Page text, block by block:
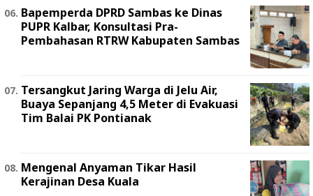
Bapemperda DPRD Sambas ke Dinas
PUPR Kalbar, Konsultasi Pra-
Pembahasan RTRW Kabupaten Sambas
Tersangkut Jaring Warga di Jelu Air,
Buaya Sepanjang 4,5 Meter di Evakuasi
Tim Balai PK Pontianak
Mengenal Anyaman Tikar Hasil
Kerajinan Desa Kuala